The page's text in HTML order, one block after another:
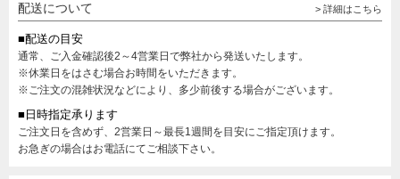
配送について > 詳細はこちら
■配送の目安
通常、ご入金確認後2～4営業日で弊社から発送いたします。
※休業日をはさむ場合お時間をいただきます。
※ご注文の混雑状況などにより、多少前後する場合がございます。
■日時指定承ります
ご注文日を含めず、2営業日～最長1週間を目安にご指定頂けます。
お急ぎの場合はお電話にてご相談下さい。